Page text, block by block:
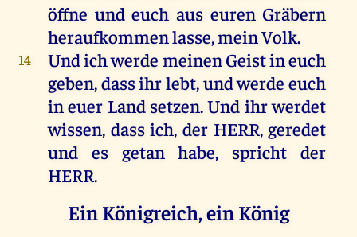
öffne und euch aus euren Gräbern
heraufkommenlasse,meinVolk.
14 Undichwerde meinenGeistineuch
geben, dassihrlebt,undwerde euch
ineuer Land setzen.Und ihrwerdet
wissen, dassich, der HERR,geredet
und es getan habe, spricht der
HERR.
Ein Königreich, ein König